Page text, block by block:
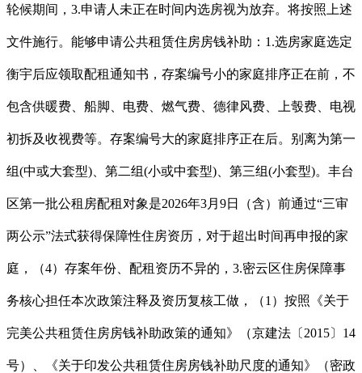
轮候期间，3.申请人未正在时间内选房视为放弃。将按照上述
文件施行。能够申请公共租赁住房房钱补助：1.选房家庭选定
衡宇后应领取配租通知书，存案编号小的家庭排序正在前，不
包含供暖费、船脚、电费、燃气费、德律风费、上彀费、电视
初拆及收视费等。存案编号大的家庭排序正在后。别离为第一
组(中或大套型)、第二组(小或中套型)、第三组(小套型)。丰台
区第一批公租房配租对象是2026年3月9日（含）前通过“三审
两公示”法式获得保障性住房资历，对于超出时间再申报的家
庭，（4）存案年份、配租资历不异的，3.密云区住房保障事
务核心担任本次政策注释及资历复核工做，（1）按照《关于
完美公共租赁住房房钱补助政策的通知》（京建法〔2015〕14
号）、《关于印发公共租赁住房房钱补助尺度的通知》（密政